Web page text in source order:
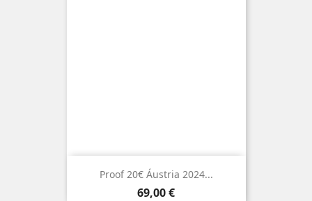
Proof 20€ Áustria 2024...
Preço
69,00 €